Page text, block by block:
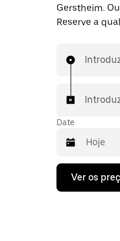
Gerstheim.
Reserve a
Date
Prima
tecla
Ver os